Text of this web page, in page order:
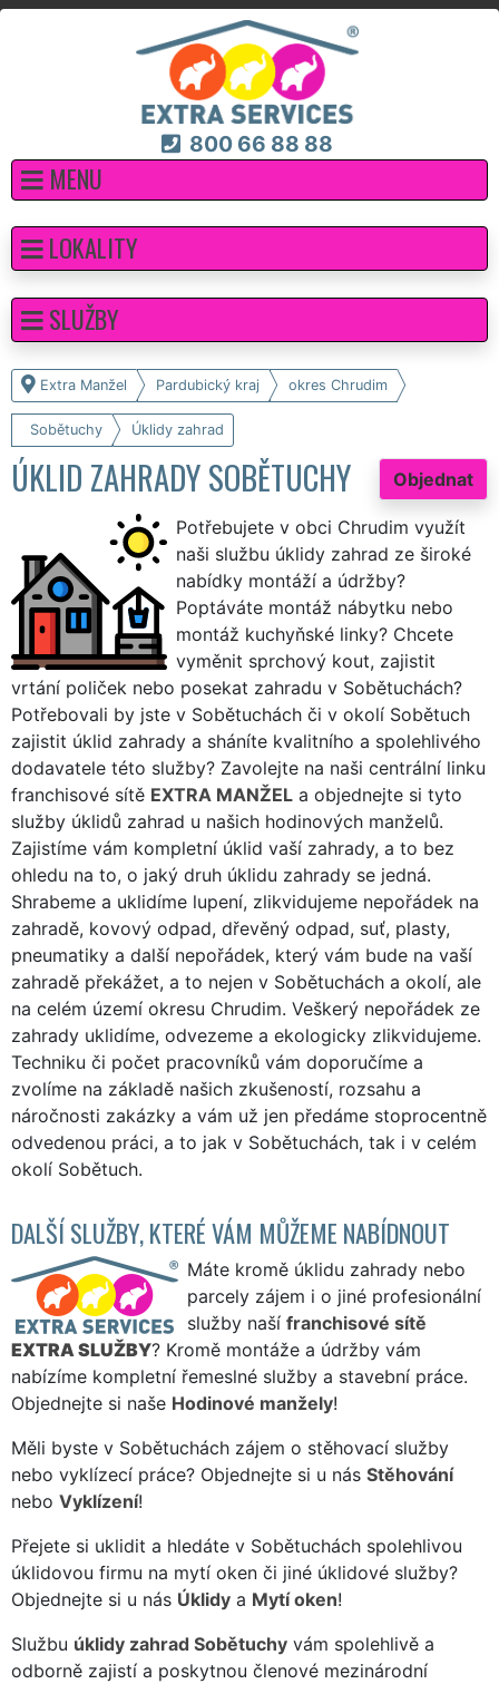
800 66 88 88
MENU
Extra Manžel Pardubický kraj okres Chrudim
Sobětuchy Úklidy zahrad
Objednat
ÚKLID ZAHRADY SOBĚTUCHY
Potřebujete v obci Chrudim využít
naši službu úklidy zahrad ze široké
nabídky montáží a údržby?
Poptáváte montáž nábytku nebo
montáž kuchyňské linky? Chcete
vyměnit sprchový kout, zajistit
vrtání poliček nebo posekat zahradu v Sobětuchách?
Potřebovali by jste v Sobětuchách či v okolí Sobětuch
zajistit úklid zahrady a sháníte kvalitního a spolehlivého
dodavatele této služby? Zavolejte na naši centrální linku
franchisové sítě EXTRA MANŽEL a objednejte si tyto
služby úklidů zahrad u našich hodinových manželů.
Zajistíme vám kompletní úklid vaší zahrady, a to bez
ohledu na to, o jaký druh úklidu zahrady se jedná.
Shrabeme a uklidíme lupení, zlikvidujeme nepořádek na
zahradě, kovový odpad, dřevěný odpad, suť, plasty,
pneumatiky a další nepořádek, který vám bude na vaší
zahradě překážet, a to nejen v Sobětuchách a okolí, ale
na celém území okresu Chrudim. Veškerý nepořádek ze
zahrady uklidíme, odvezeme a ekologicky zlikvidujeme.
Techniku či počet pracovníků vám doporučíme a
zvolíme na základě našich zkušeností, rozsahu a
náročnosti zakázky a vám už jen předáme stoprocentně
odvedenou práci, a to jak v Sobětuchách, tak i v celém
okolí Sobětuch.
DALŠÍ SLUŽBY, KTERÉ VÁM MŮŽEME NABÍDNOUT
Máte kromě úklidu zahrady nebo
parcely zájem i o jiné profesionální
služby naší franchisové sítě
EXTRA SLUŽBY? Kromě montáže a údržby vám
nabízíme kompletní řemeslné služby a stavební práce.
Objednejte si naše Hodinové manžely!
Měli byste v Sobětuchách zájem o stěhovací služby
nebo vyklízecí práce? Objednejte si u nás Stěhování
nebo Vyklízení!
Přejete si uklidit a hledáte v Sobětuchách spolehlivou
úklidovou firmu na mytí oken či jiné úklidové služby?
Objednejte si u nás Úklidy a Mytí oken!
Službu úklidy zahrad Sobětuchy vám spolehlivě a
odborně zajistí a poskytnou členové mezinárodní
LOKALITY
SLUŽBY